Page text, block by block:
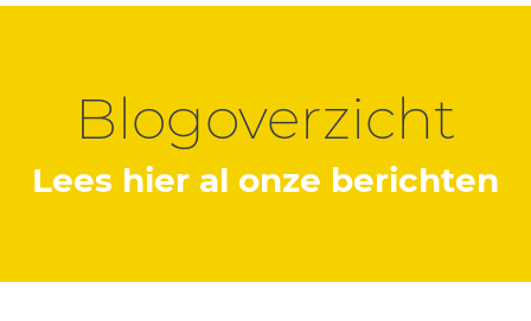
Blogoverzicht
Lees hier al onze berichten